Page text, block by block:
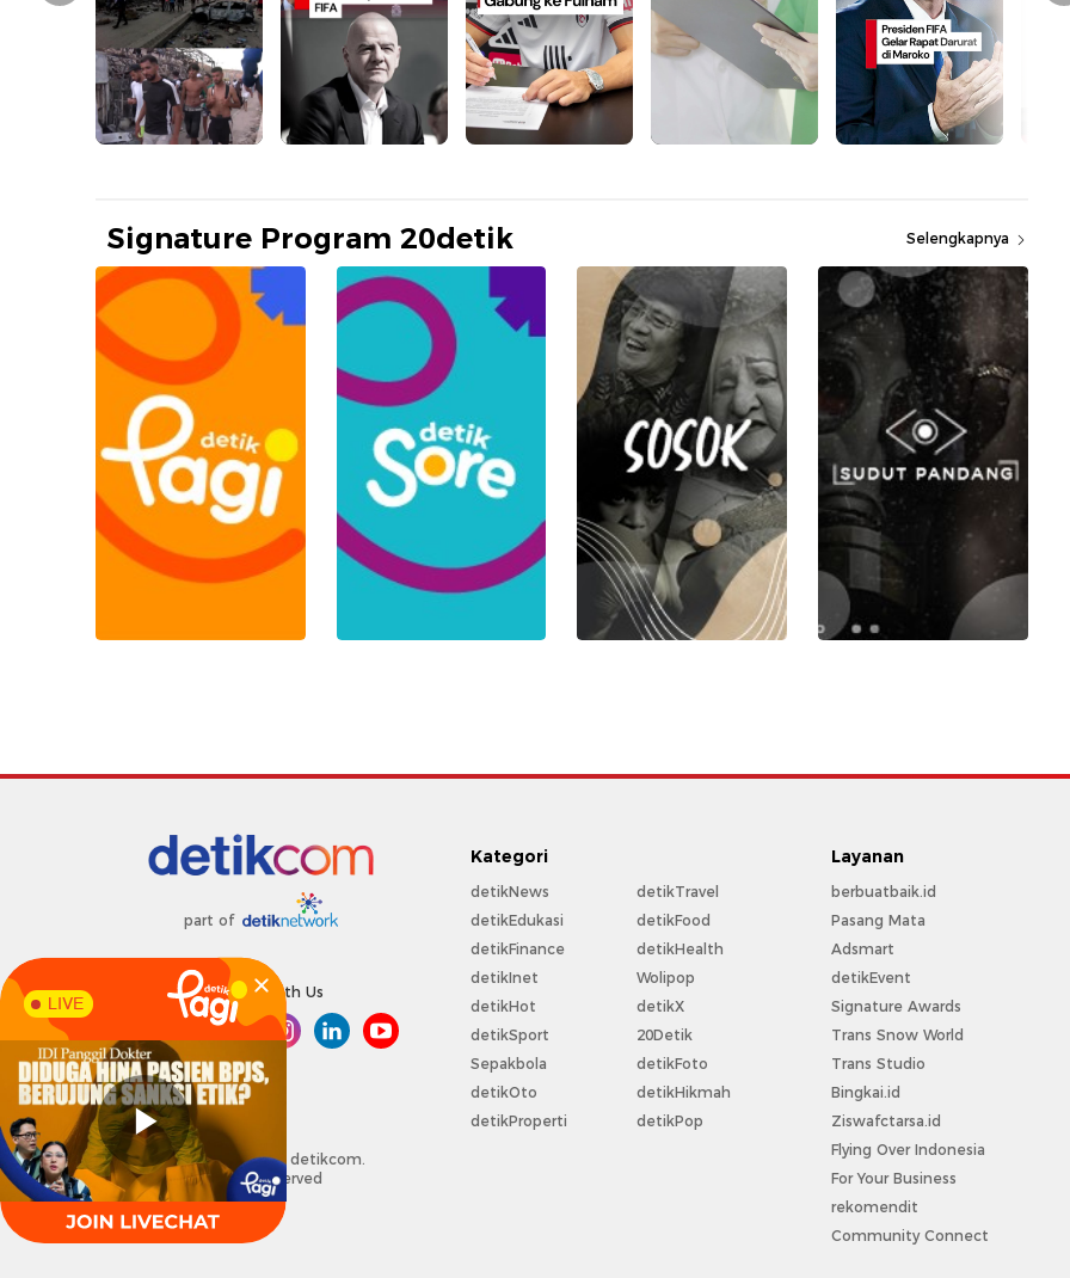
LIVE
Prev
Signature Program 20detik Selengkapnya
part of
Connect With Us
Copyright @ 2026 detikcom.
All right reserved
Kategori
detikNews
detikEdukasi
detikFinance
detikInet
detikHot
detikSport
Sepakbola
detikOto
detikProperti
detikTravel
detikFood
detikHealth
Wolipop
detikX
20Detik
detikFoto
detikHikmah
detikPop
Layanan
berbuatbaik.id
Pasang Mata
Adsmart
detikEvent
Signature Awards
Trans Snow World
Trans Studio
Bingkai.id
Ziswafctarsa.id
Flying Over Indonesia
For Your Business
rekomendit
Community Connect